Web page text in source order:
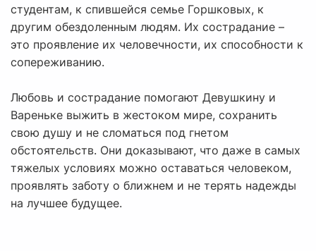
студентам, к спившейся семье Горшковых, к
другим обездоленным людям. Их сострадание –
это проявление их человечности, их способности к
сопереживанию.
Любовь и сострадание помогают Девушкину и
Вареньке выжить в жестоком мире, сохранить
свою душу и не сломаться под гнетом
обстоятельств. Они доказывают, что даже в самых
тяжелых условиях можно оставаться человеком,
проявлять заботу о ближнем и не терять надежды
на лучшее будущее.